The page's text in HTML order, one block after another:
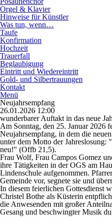
Orgel & Klavier
Hinweise für Künstler
Was tun, wenn…
Taufe
Konfirmation
Hochzeit
Trauerfall
Beglaubigung
Eintritt und Wiedereintritt
Gold- und Silbertrauungen
Kontakt
Menü
Neujahrsempfang
26.01.2026 12:00
wunderbarer Auftakt in das neue
Am Sonntag, den 25. Januar 2026
Neujahrsempfang, in dem die
unter dem Motto der Jahreslosung:
neu!" (Offb 21,5).
Frau Wolf, Frau Campos Gomez
ihre Tätigkeiten in der OGS am
Lindenschule aufgenommen.
Gemeinde vor, segnete sie und
In diesem feierlichen Gottesdienst
Christel Bothe als Küsterin
die Anwesenden mit großer
Gesang und beschwingter Musik